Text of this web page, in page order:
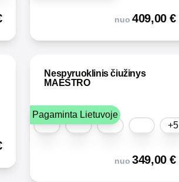
nuo 409,00€
Nespyruoklinis čiužinys
MAESTRO
Pagaminta Lietuvoje
+5
nuo 349,00€